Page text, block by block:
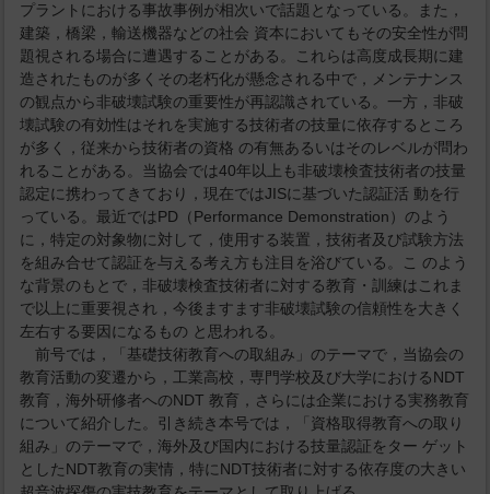
プラントにおける事故事例が相次いで話題となっている。また，
建築，橋梁，輸送機器などの社会 資本においてもその安全性が問
題視される場合に遭遇することがある。これらは高度成長期に建
造されたものが多くその老朽化が懸念される中で，メンテナンス
の観点から非破壊試験の重要性が再認識されている。一方，非破
壊試験の有効性はそれを実施する技術者の技量に依存するところ
が多く，従来から技術者の資格 の有無あるいはそのレベルが問わ
れることがある。当協会では40年以上も非破壊検査技術者の技量
認定に携わってきており，現在ではJISに基づいた認証活 動を行
っている。最近ではPD（Performance Demonstration）のよう
に，特定の対象物に対して，使用する装置，技術者及び試験方法
を組み合せて認証を与える考え方も注目を浴びている。こ のよう
な背景のもとで，非破壊検査技術者に対する教育・訓練はこれま
で以上に重要視され，今後ますます非破壊試験の信頼性を大きく
左右する要因になるもの と思われる。
前号では，「基礎技術教育への取組み」のテーマで，当協会の
教育活動の変遷から，工業高校，専門学校及び大学におけるNDT
教育，海外研修者へのNDT 教育，さらには企業における実務教育
について紹介した。引き続き本号では，「資格取得教育への取り
組み」のテーマで，海外及び国内における技量認証をター ゲット
としたNDT教育の実情，特にNDT技術者に対する依存度の大きい